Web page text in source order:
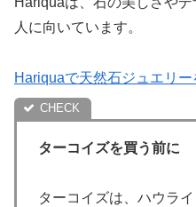
人に向いています。
Hariquaで天然石ジュエリー
ターコイズを買う前に
ターコイズは、ハウラ